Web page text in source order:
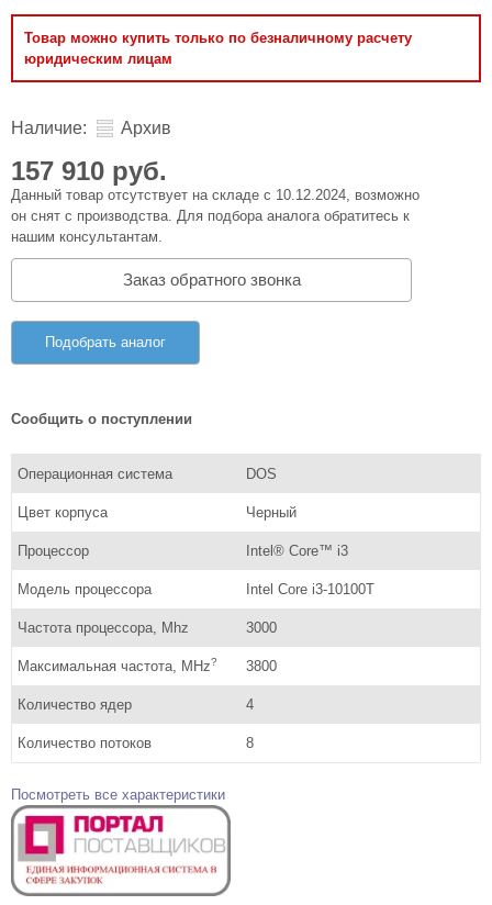
Товар можно купить только по безналичному расчету
юридическим лицам
Наличие: Архив
157 910 руб.
Данный товар отсутствует на складе с 10.12.2024, возможно
он снят с производства. Для подбора аналога обратитесь к
нашим консультантам.
Заказ обратного звонка
Подобрать аналог
Сообщить о поступлении
Операционная система DOS
Цвет корпуса Черный
Процессор Intel® Core™ i3
Модель процессора Intel Core i3-10100T
Частота процессора, Mhz 3000
Максимальная частота, MHz? 3800
Количество ядер 4
Количество потоков 8
Посмотреть все характеристики